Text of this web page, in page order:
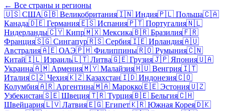
← Все страны и регионы
🇺🇸 США🇬🇧 Великобритания🇮🇳 Индия🇵🇱 Польша🇨🇦
Канада🇩🇪 Германия🇪🇸 Испания🇵🇹 Португалия🇳🇱
Нидерланды🇨🇾 Кипр🇲🇽 Мексика🇧🇷 Бразилия🇫🇷
Франция🇸🇬 Сингапур🇷🇸 Сербия🇮🇪 Ирландия🇦🇺
Австралия🇦🇪 ОАЭ🇵🇭 Филиппины🇷🇴 Румыния🇨🇳
Китай🇮🇱 Израиль🇱🇹 Литва🇬🇪 Грузия🇯🇵 Япония🇺🇦
Украина🇦🇲 Армения🇲🇾 Малайзия🇭🇺 Венгрия🇮🇹
Италия🇨🇿 Чехия🇰🇿 Казахстан🇮🇩 Индонезия🇨🇴
Колумбия🇦🇷 Аргентина🇲🇦 Марокко🇪🇪 Эстония🇺🇿
Узбекистан🇸🇪 Швеция🇹🇷 Турция🇧🇪 Бельгия🇨🇭
Швейцария🇱🇻 Латвия🇪🇬 Египет🇰🇷 Южная Корея🇩🇰